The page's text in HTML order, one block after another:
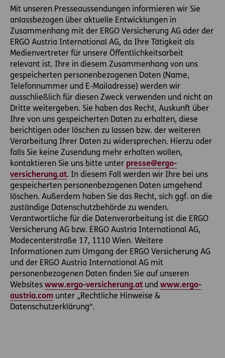
Mit unseren Presseaussendungen informieren wir Sie
anlassbezogen über aktuelle Entwicklungen in
Zusammenhang mit der ERGO Versicherung AG oder der
ERGO Austria International AG, da Ihre Tätigkeit als
Medienvertreter für unsere Öffentlichkeitsarbeit
relevant ist. Ihre in diesem Zusammenhang von uns
gespeicherten personenbezogenen Daten (Name,
Telefonnummer und E-Mailadresse) werden wir
ausschließlich für diesen Zweck verwenden und nicht an
Dritte weitergeben. Sie haben das Recht, Auskunft über
Ihre von uns gespeicherten Daten zu erhalten, diese
berichtigen oder löschen zu lassen bzw. der weiteren
Verarbeitung Ihrer Daten zu widersprechen. Hierzu oder
falls Sie keine Zusendung mehr erhalten wollen,
kontaktieren Sie uns bitte unter presse@ergo-
versicherung.at. In diesem Fall werden wir Ihre bei uns
gespeicherten personenbezogenen Daten umgehend
löschen. Außerdem haben Sie das Recht, sich ggf. an die
zuständige Datenschutzbehörde zu wenden.
Verantwortliche für die Datenverarbeitung ist die ERGO
Versicherung AG bzw. ERGO Austria International AG,
Modecenterstraße 17, 1110 Wien. Weitere
Informationen zum Umgang der ERGO Versicherung AG
und der ERGO Austria International AG mit
personenbezogenen Daten finden Sie auf unseren
Websites www.ergo-versicherung.at und www.ergo-
austria.com unter „Rechtliche Hinweise &
Datenschutzerklärung“.